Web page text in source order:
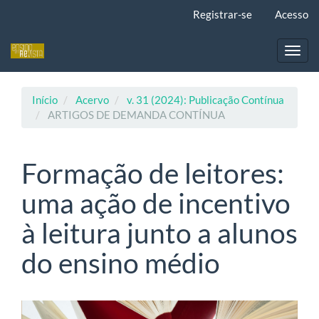
principal
Registrar-se Acesso
Início Acervo
v. 31 (2024): Publicação Contínua
ARTIGOS DE DEMANDA CONTÍNUA
Formação de leitores:
uma ação de incentivo
à leitura junto a alunos
do ensino médio
Barra